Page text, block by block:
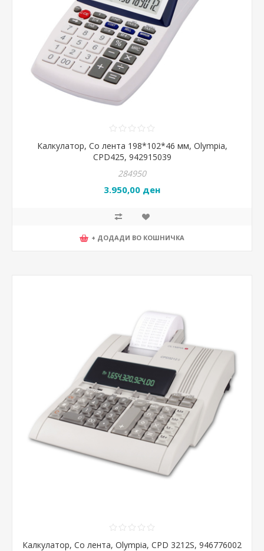
Калкулатор, Со лента 198*102*46 мм, Olympia,
CPD425, 942915039
284950
3.950,00 ден
+ ДОДАДИ ВО КОШНИЧКА
Калкулатор, Со лента, Olympia, CPD 3212S, 946776002